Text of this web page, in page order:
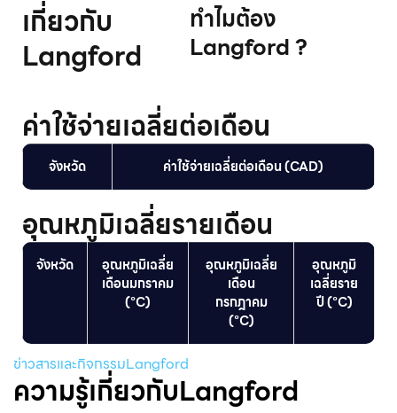
เกี่ยวกับ
Langford
ทําไมต้อง
Langford ?
ค่าใช้จ่ายเฉลี่ยต่อเดือน
จังหวัด ค่าใช้จ่ายเฉลี่ยต่อเดือน (CAD)
อุณหภูมิเฉลี่ยรายเดือน
จังหวัด
อุณหภูมิเฉลี่ย
เดือนมกราคม
(°C)
อุณหภูมิเฉลี่ย
เดือน
กรกฎาคม
(°C)
อุณหภูมิ
เฉลี่ยราย
ปี (°C)
ข่าวสารและกิจกรรมLangford
ความรู้เกี่ยวกับLangford